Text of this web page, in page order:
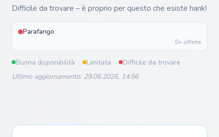
Difficile da trovare – è proprio per questo che esiste hank!
Parafango
0+ offerte
Buona disponibilità Limitata
Difficile da trovare
Ultimo aggiornamento: 29.06.2026, 14:56